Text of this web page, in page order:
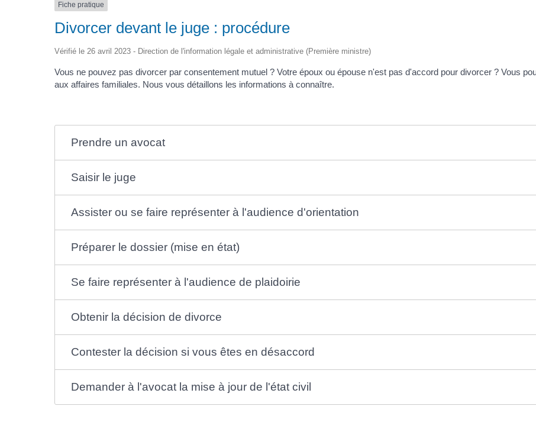
Fiche pratique
Divorcer devant le juge : procédure
Vérifié le 26 avril 2023 - Direction de l'information légale et administrative (Première ministre)
Vous ne pouvez pas divorcer par consentement mutuel ? Votre époux ou épouse n'est pas d'accord pour divorcer ? Vous
aux affaires familiales. Nous vous détaillons les informations à connaître.
Prendre un avocat
Saisir le juge
Assister ou se faire représenter à l'audience d'orientation
Préparer le dossier (mise en état)
Se faire représenter à l'audience de plaidoirie
Obtenir la décision de divorce
Contester la décision si vous êtes en désaccord
Demander à l'avocat la mise à jour de l'état civil